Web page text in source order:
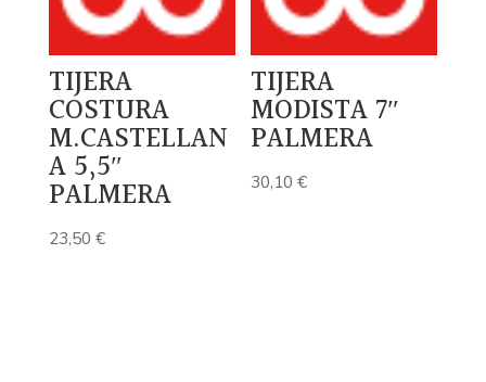
TIJERA
COSTURA
M.CASTELLAN
A 5,5″
PALMERA
23,50 €
TIJERA
MODISTA 7″
PALMERA
30,10€